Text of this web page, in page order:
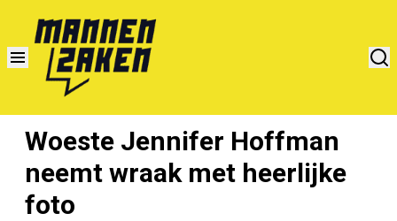
Woeste Jennifer Hoffman
neemt wraak met heerlijke
foto